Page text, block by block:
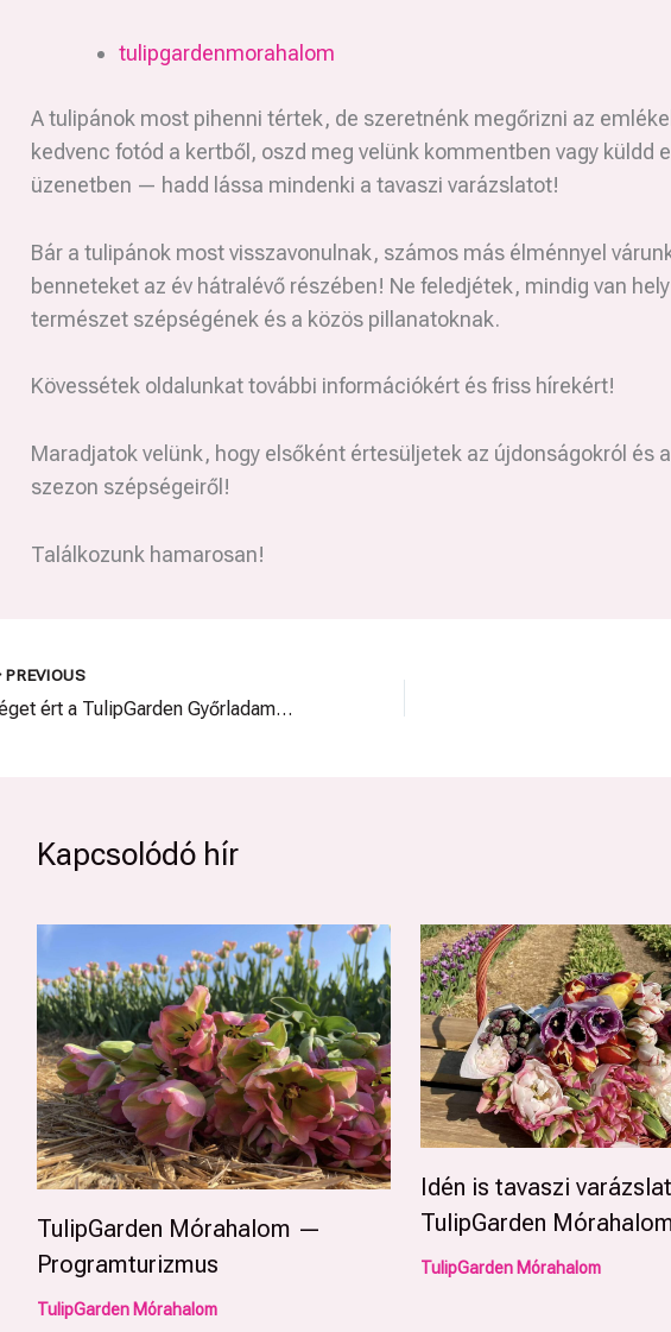
tulipgardenmorahalom
A tulipánok most pihenni tértek, de szeretnénk megőrizni az
kedvenc fotód a kertből, oszd meg velünk kommentben vagy küldd el
üzenetben — hadd lássa mindenki a tavaszi varázslatot!
Bár a tulipánok most visszavonulnak, számos más élménnyel
benneteket az év hátralévő részében! Ne feledjétek, mindig van
természet szépségének és a közös pillanatoknak.
Kövessétek oldalunkat további információkért és friss hírekért!
Maradjatok velünk, hogy elsőként értesüljetek az újdonságokról és
szezon szépségeiről!
Találkozunk hamarosan!
PREVIOUS
Véget ért a TulipGarden Győrladamér kertjében a 2025-ös tulipán szezon
Kapcsolódó hír
TulipGarden Mórahalom —
Programturizmus
TulipGarden Mórahalom
Idén is tavaszi
TulipGarden
TulipGarden Mórahalom